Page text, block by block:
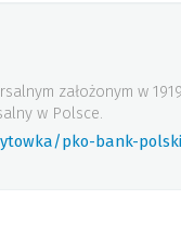
założonym w
w Polsce.
pko-bank-polski